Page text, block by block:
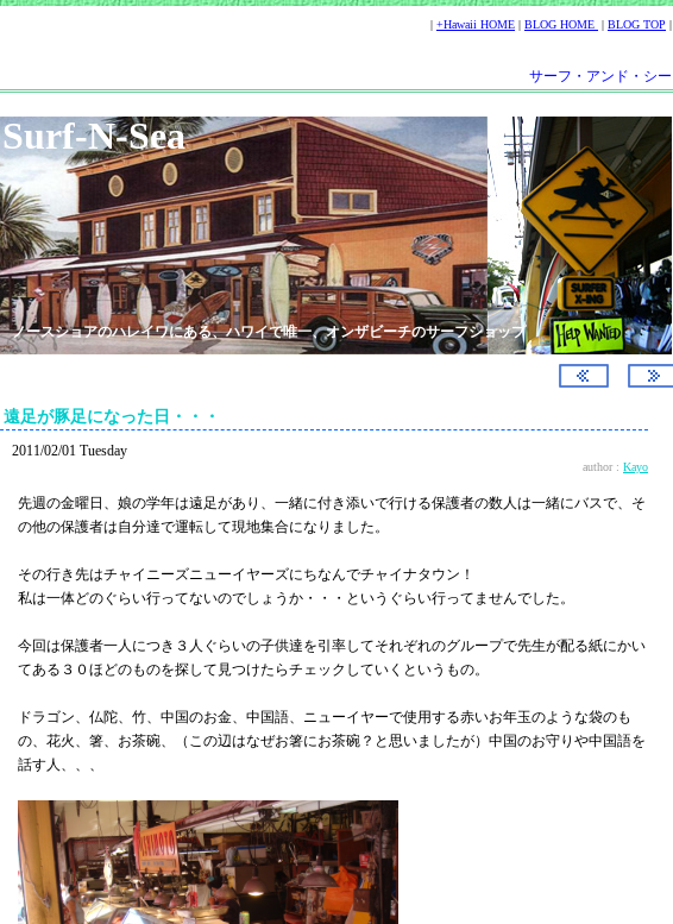
| +Hawaii HOME | BLOG HOME | BLOG TOP |
サーフ・アンド・シー
Surf-N-Sea
ノースショアのハレイワにある、ハワイで唯一、オンザビーチのサーフショップ
遠足が豚足になった日・・・
2011/02/01 Tuesday
author : Kayo
先週の金曜日、娘の学年は遠足があり、一緒に付き添いで行ける保護者の数人は一緒にバスで、そ
の他の保護者は自分達で運転して現地集合になりました。
その行き先はチャイニーズニューイヤーズにちなんでチャイナタウン！
私は一体どのぐらい行ってないのでしょうか・・・というぐらい行ってませんでした。
今回は保護者一人につき３人ぐらいの子供達を引率してそれぞれのグループで先生が配る紙にかい
てある３０ほどのものを探して見つけたらチェックしていくというもの。
ドラゴン、仏陀、竹、中国のお金、中国語、ニューイヤーで使用する赤いお年玉のような袋のも
の、花火、箸、お茶碗、（この辺はなぜお箸にお茶碗？と思いましたが）中国のお守りや中国語を
話す人、、、